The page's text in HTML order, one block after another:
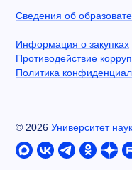
Сведения об
Информация о закупках
Противодействие
Политика
© 2026 Университет